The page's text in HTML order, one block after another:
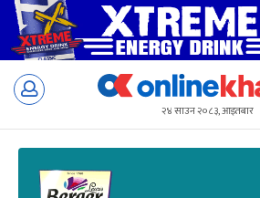
Skip
२४ साउन २०८३, आइतबार